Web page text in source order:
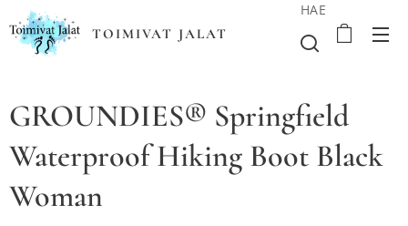
TOIMIVAT JALAT
HAE
GROUNDIES® Springfield
Waterproof Hiking Boot Black
Woman